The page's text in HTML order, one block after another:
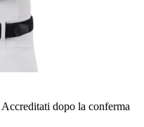
Accreditati dopo la conferma